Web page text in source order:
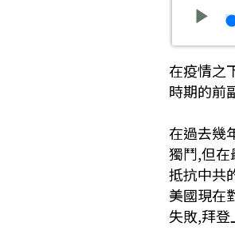
在疫情之
時期的前
在過去幾
獨鬥,但
抵抗中共
美國現在
失敗,拜登